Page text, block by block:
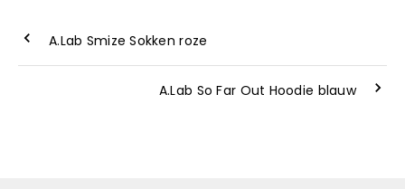
A.Lab Smize Sokken roze
A.Lab So Far Out Hoodie blauw